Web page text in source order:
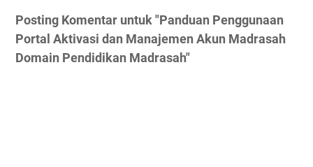
Posting Komentar untuk "Panduan Penggunaan
Portal Aktivasi dan Manajemen Akun Madrasah
Domain Pendidikan Madrasah"